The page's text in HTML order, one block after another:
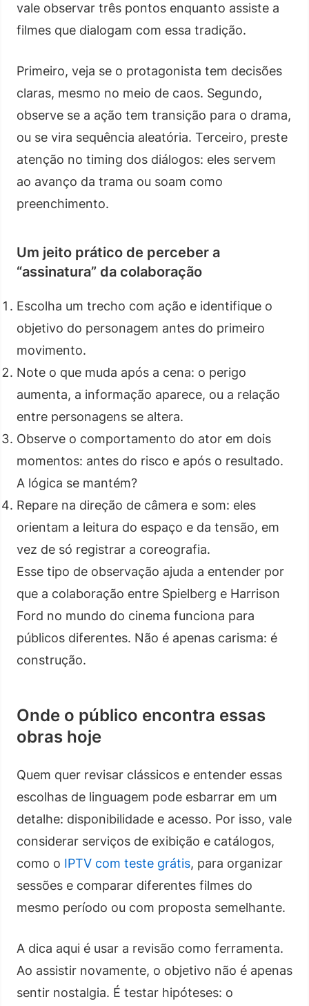
vale observar três pontos enquanto assiste a
filmes que dialogam com essa tradição.
Primeiro, veja se o protagonista tem decisões
claras, mesmo no meio de caos. Segundo,
observe se a ação tem transição para o drama,
ou se vira sequência aleatória. Terceiro, preste
atenção no timing dos diálogos: eles servem
ao avanço da trama ou soam como
preenchimento.
Um jeito prático de perceber a
“assinatura” da colaboração
Escolha um trecho com ação e identifique o
objetivo do personagem antes do primeiro
movimento.
Note o que muda após a cena: o perigo
aumenta, a informação aparece, ou a relação
entre personagens se altera.
Observe o comportamento do ator em dois
momentos: antes do risco e após o resultado.
A lógica se mantém?
Repare na direção de câmera e som: eles
orientam a leitura do espaço e da tensão, em
vez de só registrar a coreografia.
Esse tipo de observação ajuda a entender por
que a colaboração entre Spielberg e Harrison
Ford no mundo do cinema funciona para
públicos diferentes. Não é apenas carisma: é
construção.
Onde o público encontra essas
obras hoje
Quem quer revisar clássicos e entender essas
escolhas de linguagem pode esbarrar em um
detalhe: disponibilidade e acesso. Por isso, vale
considerar serviços de exibição e catálogos,
como o IPTV com teste grátis, para organizar
sessões e comparar diferentes filmes do
mesmo período ou com proposta semelhante.
A dica aqui é usar a revisão como ferramenta.
Ao assistir novamente, o objetivo não é apenas
sentir nostalgia. É testar hipóteses: o